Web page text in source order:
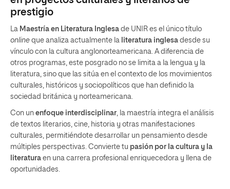
prestigio
La Maestría en Literatura Inglesa de UNIR es el único título
online que analiza actualmente la literatura inglesa desde su
vínculo con la cultura anglonorteamericana. A diferencia de
otros programas, este posgrado no se limita a la lengua y la
literatura, sino que las sitúa en el contexto de los movimientos
culturales, históricos y sociopolíticos que han definido la
sociedad británica y norteamericana.
Con un enfoque interdisciplinar, la maestría integra el análisis
de textos literarios, cine, historia y otras manifestaciones
culturales, permitiéndote desarrollar un pensamiento desde
múltiples perspectivas. Convierte tu pasión por la cultura y la
literatura en una carrera profesional enriquecedora y llena de
oportunidades.